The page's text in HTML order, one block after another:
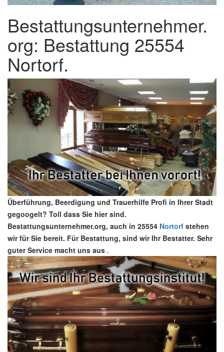
Bestattungsunternehmer.
org: Bestattung 25554
Nortorf.
Überführung, Beerdigung und Trauerhilfe Profi in Ihrer Stadt
gegoogelt? Toll dass Sie hier sind.
Bestattungsunternehmer.org, auch in 25554 Nortorf stehen
wir für Sie bereit. Für Bestattung, sind wir Ihr Bestatter. Sehr
guter Service macht uns aus .